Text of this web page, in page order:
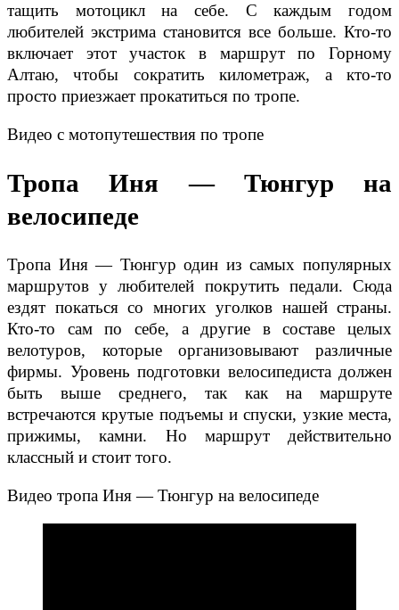
тащить мотоцикл на себе. С каждым годом
любителей экстрима становится все больше. Кто-то
включает этот участок в маршрут по Горному
Алтаю, чтобы сократить километраж, а кто-то
просто приезжает прокатиться по тропе.
Видео с мотопутешествия по тропе
Тропа Иня—Тюнгур на
велосипеде
Тропа Иня — Тюнгур один из самых популярных
маршрутов у любителей покрутить педали. Сюда
ездят покаться со многих уголков нашей страны.
Кто-то сам по себе, а другие в составе целых
велотуров, которые организовывают различные
фирмы. Уровень подготовки велосипедиста должен
быть выше среднего, так как на маршруте
встречаются крутые подъемы и спуски, узкие места,
прижимы, камни. Но маршрут действительно
классный и стоит того.
Видео тропа Иня — Тюнгур на велосипеде